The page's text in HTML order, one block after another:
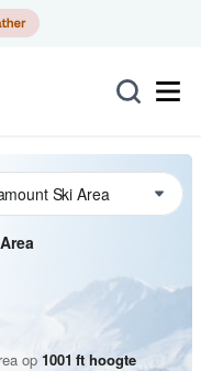
op 1001 ft hoogte